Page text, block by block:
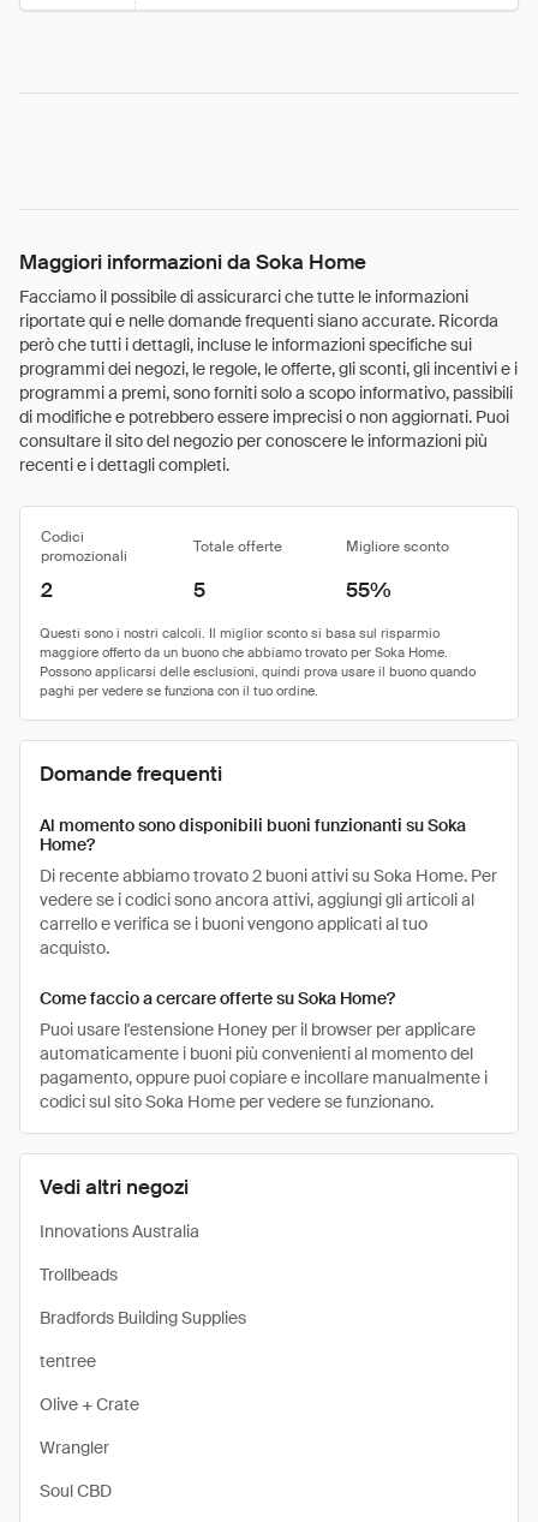
Maggiori informazioni da Soka Home
Facciamo il possibile di assicurarci che tutte le informazioni
riportate qui e nelle domande frequenti siano accurate. Ricorda
però che tutti i dettagli, incluse le informazioni specifiche sui
programmi dei negozi, le regole, le offerte, gli sconti, gli incentivi e i
programmi a premi, sono forniti solo a scopo informativo, passibili
di modifiche e potrebbero essere imprecisi o non aggiornati. Puoi
consultare il sito del negozio per conoscere le informazioni più
recenti e i dettagli completi.
Vedi altri negozi
Innovations Australia
Trollbeads
Bradfords Building Supplies
tentree
Olive + Crate
Wrangler
Soul CBD
Codici
promozionali
Totale offerte Migliore sconto
2 5 55%
Domande frequenti
Al momento sono disponibili buoni funzionanti su Soka
Home?
Di recente abbiamo trovato 2 buoni attivi su Soka Home. Per
vedere se i codici sono ancora attivi, aggiungi gli articoli al
carrello e verifica se i buoni vengono applicati al tuo
acquisto.
Come faccio a cercare offerte su Soka Home?
Puoi usare l'estensione Honey per il browser per applicare
automaticamente i buoni più convenienti al momento del
pagamento, oppure puoi copiare e incollare manualmente i
codici sul sito Soka Home per vedere se funzionano.